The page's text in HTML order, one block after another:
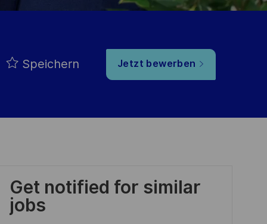
Speichern Jetzt bewerben
Get notified for similar
jobs